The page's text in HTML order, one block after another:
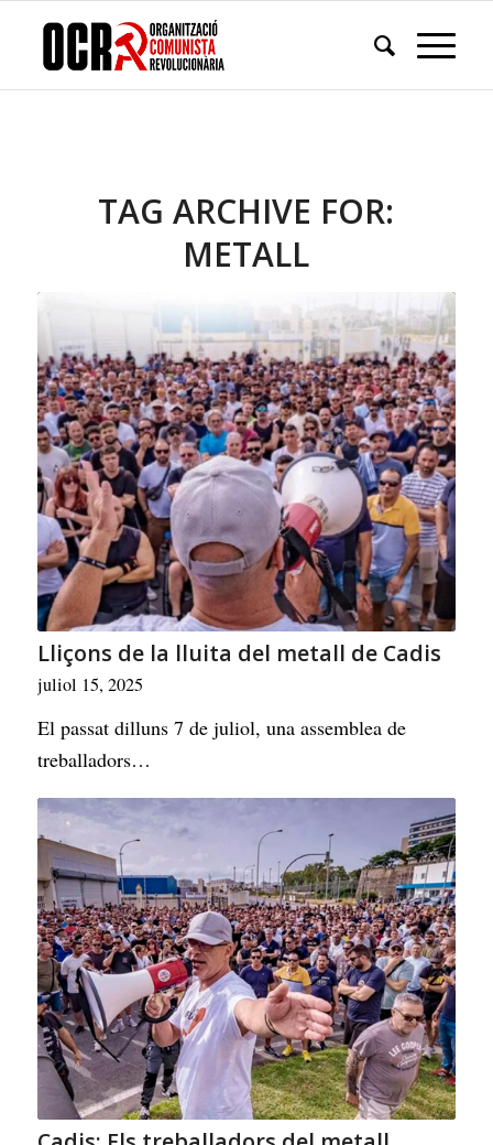
TAG ARCHIVE FOR:
METALL
Lliçons de la lluita del metall de Cadis
juliol 15, 2025
El passat dilluns 7 de juliol, una assemblea de
treballadors…